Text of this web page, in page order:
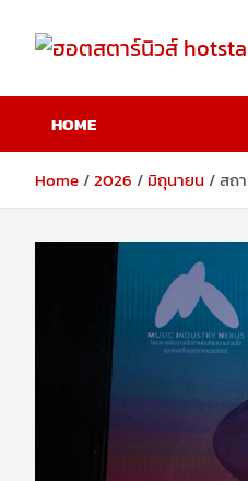
content
ฮอตสตาร์
HOME
Home 2026 มิถุนายน สถ